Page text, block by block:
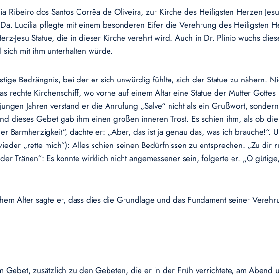
dos Santos Corrêa de Oliveira, zur Kirche des Heiligsten Herzen
Lucília pflegte mit einem besonderen Eifer die Verehrung des Heiligsten
Jesu Statue, die in dieser Kirche verehrt wird. Auch in Dr. Plinio wuchs
sich mit ihm unterhalten würde.
Bedrängnis, bei der er sich unwürdig fühlte, sich der Statue zu nähern.
rechte Kirchenschiff, wo vorne auf einem Altar eine Statue der Mutter
Jahren verstand er die Anrufung „Salve“ nicht als ein Grußwort,
dieses Gebet gab ihm einen großen inneren Trost. Es schien ihm, als ob
Barmherzigkeit“, dachte er: „Aber, das ist ja genau das, was ich brauche!“.
„rette mich“): Alles schien seinen Bedürfnissen zu entsprechen. „Zu dir
Tränen“: Es konnte wirklich nicht angemessener sein, folgerte er. „O
Alter sagte er, dass dies die Grundlage und das Fundament seiner
Gebet, zusätzlich zu den Gebeten, die er in der Früh verrichtete, am Abend